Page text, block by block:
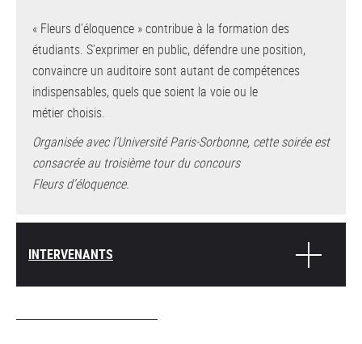
« Fleurs d’éloquence » contribue à la formation des
étudiants. S’exprimer en public, défendre une position,
convaincre un auditoire sont autant de compétences
indispensables, quels que soient la voie ou le
métier choisis.
Organisée avec l’Université Paris-Sorbonne, cette soirée est
consacrée au troisième tour du concours
Fleurs d’éloquence.
INTERVENANTS